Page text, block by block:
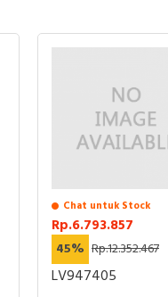
Chat untuk Stock
Rp.6.793.857
45% Rp.12.352.467
LV947405